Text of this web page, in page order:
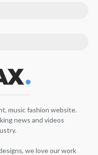
music fashion website.
news and videos
we love our work